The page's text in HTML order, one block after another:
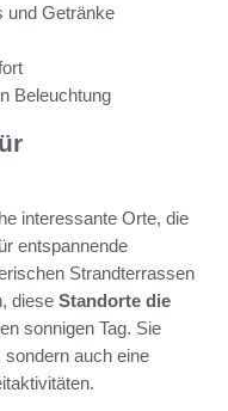
und Getränke
Beleuchtung
interessante Orte, die
entspannende
Strandterrassen
diese Standorte die
sonnigen Tag. Sie
auch eine